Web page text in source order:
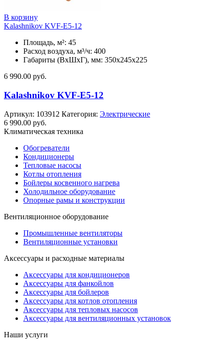
В корзину
Kalashnikov KVF-E5-12
Площадь, м²: 45
Расход воздуха, м³/ч: 400
Габариты (ВхШхГ), мм: 350x245x225
6 990.00 руб.
Kalashnikov KVF-E5-12
Артикул: 103912 Категория: Электрические
6 990.00 руб.
Климатическая техника
Обогреватели
Кондиционеры
Тепловые насосы
Котлы отопления
Бойлеры косвенного нагрева
Холодильное оборудование
Опорные рамы и конструкции
Вентиляционное оборудование
Промышленные вентиляторы
Вентиляционные установки
Аксессуары и расходные материалы
Аксессуары для кондиционеров
Аксессуары для фанкойлов
Аксессуары для бойлеров
Аксессуары для котлов отопления
Аксессуары для тепловых насосов
Аксессуары для вентиляционных установок
Наши услуги